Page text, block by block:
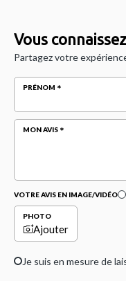
Vous
Partagez votre
PRÉNOM
MON AVIS
VOTRE AVIS EN IMAGE/VIDÉO
PHOTO
Ajouter
Je suis en mesure de